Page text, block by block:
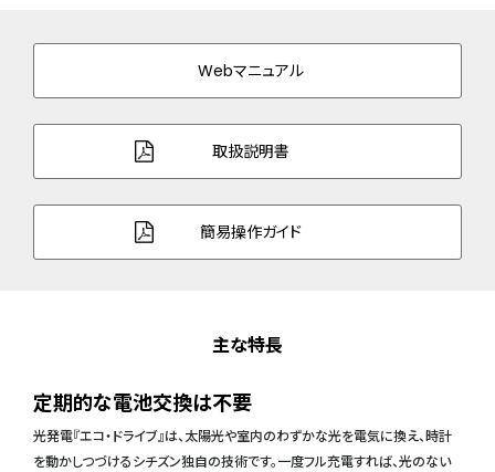
Webマニュアル
取扱説明書
簡易操作ガイド
主な特長
定期的な電池交換は不要
光発電『エコ・ドライブ』は、太陽光や室内のわずかな光を電気に換え、時計
を動かしつづけるシチズン独自の技術です。一度フル充電すれば、光のない